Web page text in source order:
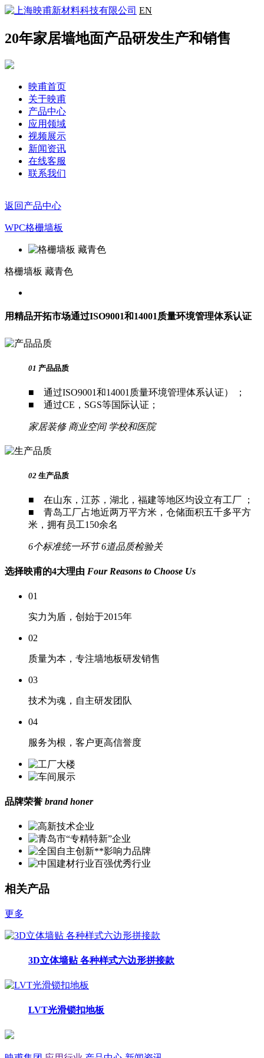
EN
20年家居墙地面产品研发生产和销售
映甫首页
关于映甫
产品中心
应用领域
视频展示
新闻资讯
在线客服
联系我们
返回产品中心
WPC格栅墙板
格栅墙板 藏青色
用精品开拓市场通过ISO9001和14001质量环境管理体系认证
01 产品品质
■ 通过ISO9001和14001质量环境管理体系认证） ；
■ 通过CE，SGS等国际认证；
家居装修 商业空间 学校和医院
02 生产品质
■ 在山东，江苏，湖北，福建等地区均设立有工厂 ；
■ 青岛工厂占地近两万平方米，仓储面积五千多平方
米，拥有员工150余名
6个标准统一环节 6道品质检验关
选择映甫的4大理由 Four Reasons to Choose Us
01
实力为盾，创始于2015年
02
质量为本，专注墙地板研发销售
03
技术为魂，自主研发团队
04
服务为根，客户更高信誉度
品牌荣誉 brand honer
相关产品
更多
3D立体墙贴 各种样式六边形拼接款
LVT光滑锁扣地板